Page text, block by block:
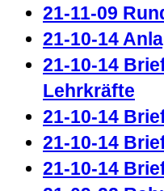
21-11-09
21-10-14
21-10-14
Lehrkräfte
21-10-14
21-10-14
21-10-14